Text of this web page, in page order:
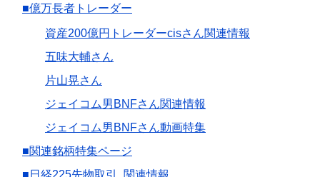
■億万長者トレーダー
資産200億円トレーダーcisさん関連情報
五味大輔さん
片山晃さん
ジェイコム男BNFさん関連情報
ジェイコム男BNFさん動画特集
■関連銘柄特集ページ
■日経225先物取引_関連情報